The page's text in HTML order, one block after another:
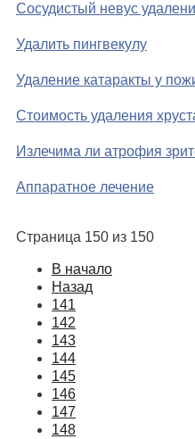
Сосудистый невус
Удалить пингвекулу
Удаление катаракты у
Стоимость удаления
Излечима ли атрофия
Аппаратное лечение
Страница 150 из 150
В начало
Назад
141
142
143
144
145
146
147
148